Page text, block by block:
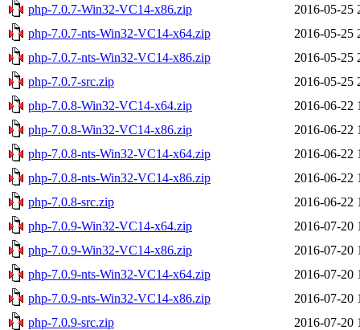
php-7.0.7-Win32-VC14-x86.zip
2016-05-25
php-7.0.7-nts-Win32-VC14-x64.zip
2016-05-25
php-7.0.7-nts-Win32-VC14-x86.zip
2016-05-25
php-7.0.7-src.zip
2016-05-25
php-7.0.8-Win32-VC14-x64.zip
2016-06-22
php-7.0.8-Win32-VC14-x86.zip
2016-06-22
php-7.0.8-nts-Win32-VC14-x64.zip
2016-06-22
php-7.0.8-nts-Win32-VC14-x86.zip
2016-06-22
php-7.0.8-src.zip
2016-06-22
php-7.0.9-Win32-VC14-x64.zip
2016-07-20
php-7.0.9-Win32-VC14-x86.zip
2016-07-20
php-7.0.9-nts-Win32-VC14-x64.zip
2016-07-20
php-7.0.9-nts-Win32-VC14-x86.zip
2016-07-20
php-7.0.9-src.zip
2016-07-20